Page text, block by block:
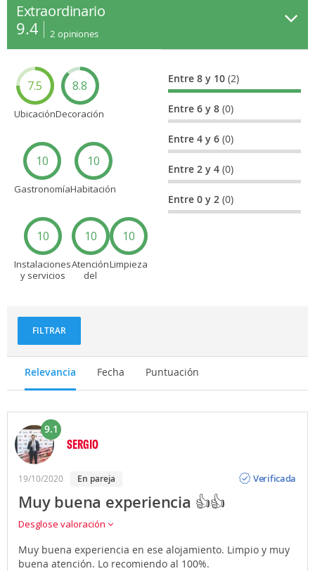
Extraordinario
9.4 2 opiniones
7.5
Ubicación
8.8
Decoración
10
Gastronomía
10
Habitación
10
Instalaciones
y servicios
10
Atención
del
10
Limpieza
Entre 8 y 10(2)
Entre 6 y 8(0)
Entre 4 y 6(0)
Entre 2 y 4(0)
Entre 0 y 2(0)
FILTRAR
Relevancia Fecha Puntuación
9.1
SERGIO
19/10/2020 en pareja
Verificada
Muy buena experiencia 👍👍
Desglose valoración
Muy buena experiencia en ese alojamiento. Limpio y muy
buena atención. Lo recomiendo al 100%.